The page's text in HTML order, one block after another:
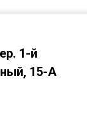
1-й
15-А